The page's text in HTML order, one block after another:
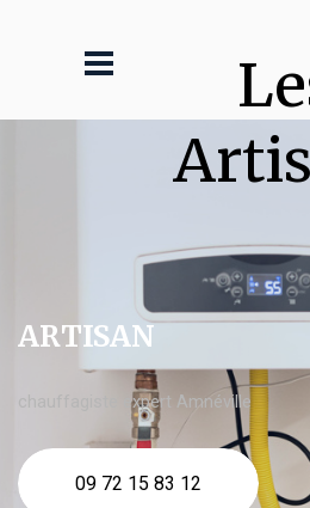
ARTISAN
chauffagiste expert Amnéville
09 72 15 83 12